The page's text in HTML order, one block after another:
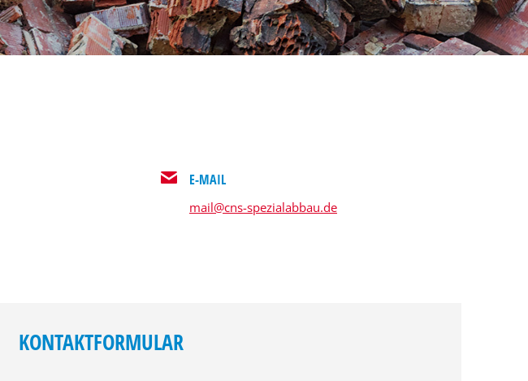
E-MAIL
mail@cns-spezialabbau.de
KONTAKTFORMULAR